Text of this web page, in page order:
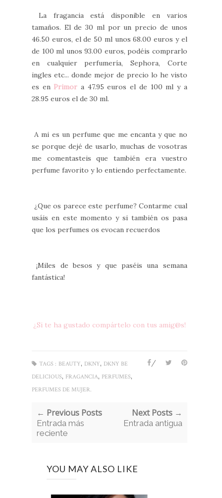
La fragancia está disponible en varios
tamaños. El de 30 ml por un precio de unos
46.50 euros, el de 50 ml unos 68.00 euros y el
de 100 ml unos 93.00 euros, podéis comprarlo
en cualquier perfumería, Sephora, Corte
ingles etc... donde mejor de precio lo he visto
es en Primora 47.95 euros el de 100 ml y a
28.95 euros el de 30 ml.
A mi es un perfume que me encanta y que no
se porque dejé de usarlo, muchas de vosotras
me comentasteis que también era vuestro
perfume favorito y lo entiendo perfectamente.
¿Que os parece este perfume? Contarme cual
usáis en este momento y si también os pasa
que los perfumes os evocan recuerdos
¡Miles de besos y que paséis una semana
fantástica!
¿Si te ha gustado compártelo con tus amig@s!
/
TAGS : BEAUTY, DKNY, DKNY BE
DELICIOUS, FRAGANCIA, PERFUMES,
PERFUMES DE MUJER.
← Previous Posts
Entrada más
reciente
Next Posts →
Entrada antigua
YOU MAY ALSO LIKE